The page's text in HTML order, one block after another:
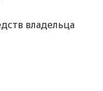
владельца